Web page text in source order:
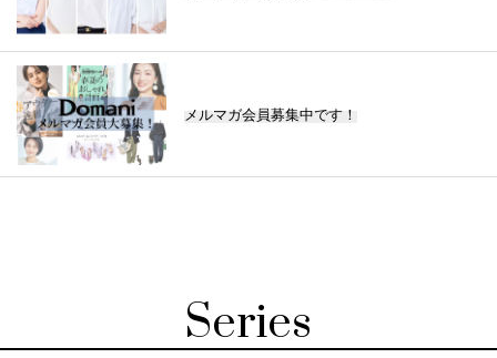
メルマガ会員募集中です！
Series